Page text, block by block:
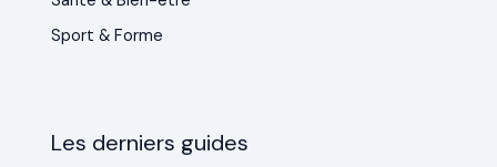
Sport & Forme
Les derniers guides